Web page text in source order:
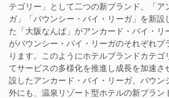
テゴリー」として二つの新ブランド、「ア
ガ」「バウンシー・バイ・リーガ」を新設
た「大阪なんば」がアンカード・バイ・リ
がバウンシー・バイ・リーガのそれぞれブ
ります。このようにホテルブランドカテゴ
てサービスの多様化を推進し成長を加速さ
設したアンカード・バイ・リーガ、バウン
外にも、温泉リゾート型ホテルの新ブラン